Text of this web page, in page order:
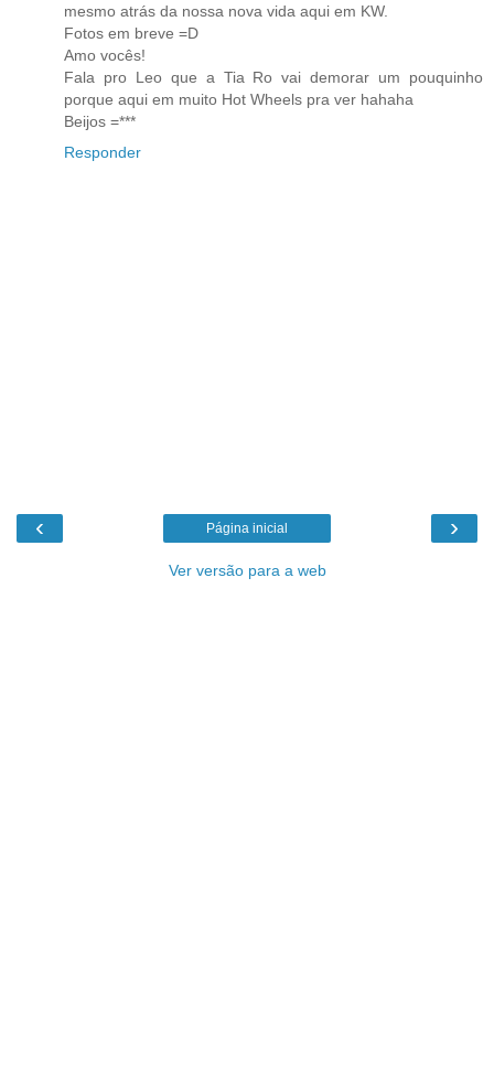
mesmo atrás da nossa nova vida aqui em KW.
Fotos em breve =D
Amo vocês!
Fala pro Leo que a Tia Ro vai demorar um pouquinho
porque aqui em muito Hot Wheels pra ver hahaha
Beijos =***
Responder
‹ ›
Página inicial
Ver versão para a web